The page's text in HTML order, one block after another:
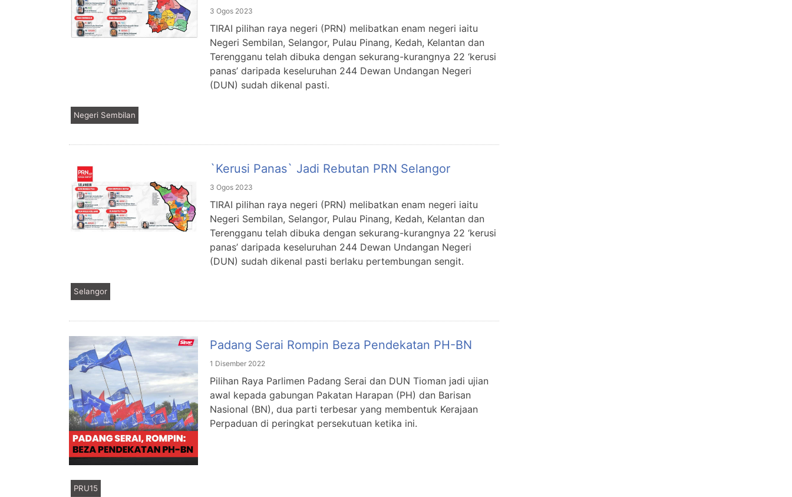
3 Ogos 2023
TIRAI pilihan raya negeri (PRN) melibatkan enam negeri iaitu
Negeri Sembilan, Selangor, Pulau Pinang, Kedah, Kelantan dan
Terengganu telah dibuka dengan sekurang-kurangnya 22 ‘kerusi
panas’ daripada keseluruhan 244 Dewan Undangan Negeri
(DUN) sudah dikenal pasti.
Negeri Sembilan
`Kerusi Panas` Jadi Rebutan PRN Selangor
3 Ogos 2023
TIRAI pilihan raya negeri (PRN) melibatkan enam negeri iaitu
Negeri Sembilan, Selangor, Pulau Pinang, Kedah, Kelantan dan
Terengganu telah dibuka dengan sekurang-kurangnya 22 ‘kerusi
panas’ daripada keseluruhan 244 Dewan Undangan Negeri
(DUN) sudah dikenal pasti berlaku pertembungan sengit.
Selangor
Padang Serai Rompin Beza Pendekatan PH-BN
1 Disember 2022
Pilihan Raya Parlimen Padang Serai dan DUN Tioman jadi ujian
awal kepada gabungan Pakatan Harapan (PH) dan Barisan
Nasional (BN), dua parti terbesar yang membentuk Kerajaan
Perpaduan di peringkat persekutuan ketika ini.
PRU15